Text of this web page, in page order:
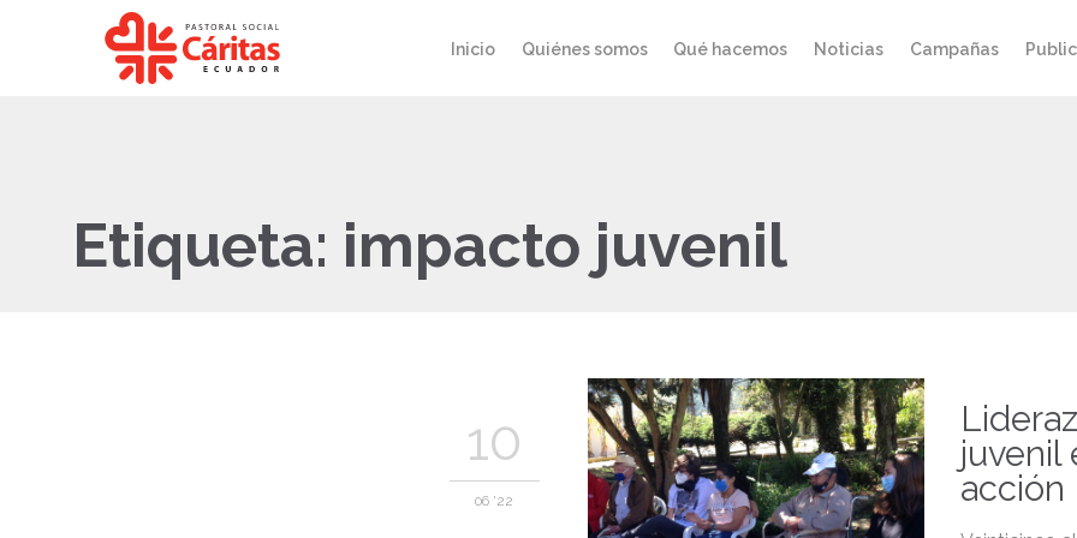
Inicio Quiénes somos Qué hacemos Noticias Campañas
Etiqueta: impacto juvenil
10
06 '22
juvenil
acción